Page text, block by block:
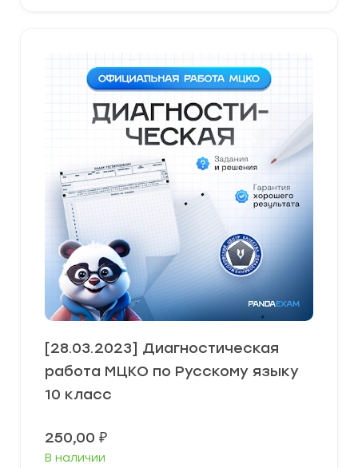
[28.03.2023] Диагностическая
работа МЦКО по Русскому языку
10 класс
250,00 ₽
В наличии